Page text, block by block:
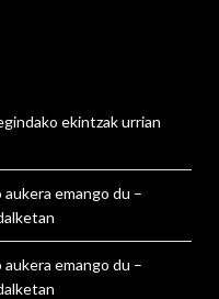
ekintzak urrian
emango du –
emango du –